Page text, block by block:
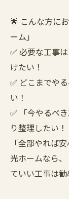
🌟 こんな方に
ーム」
✅ 必要な工事
けたい！
✅ どこまでや
い！
✅ 「今やるべ
り整理したい！
「全部やれば
光ホームなら
ていい工事は